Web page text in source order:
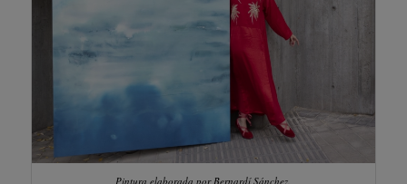
Pintura elaborada por Bernardí Sánchez.